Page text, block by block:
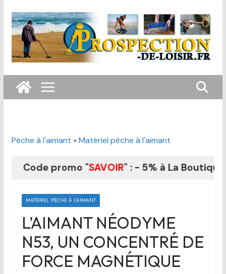
au
contenu
Pèche à l'aimant »Matériel pêche à l'aimant
Code promo "SAVOIR" : - 5% à La Boutique du
MATÉRIEL PÊCHE À L'AIMANT
L’AIMANT NÉODYME
N53, UN CONCENTRÉ DE
FORCE MAGNÉTIQUE